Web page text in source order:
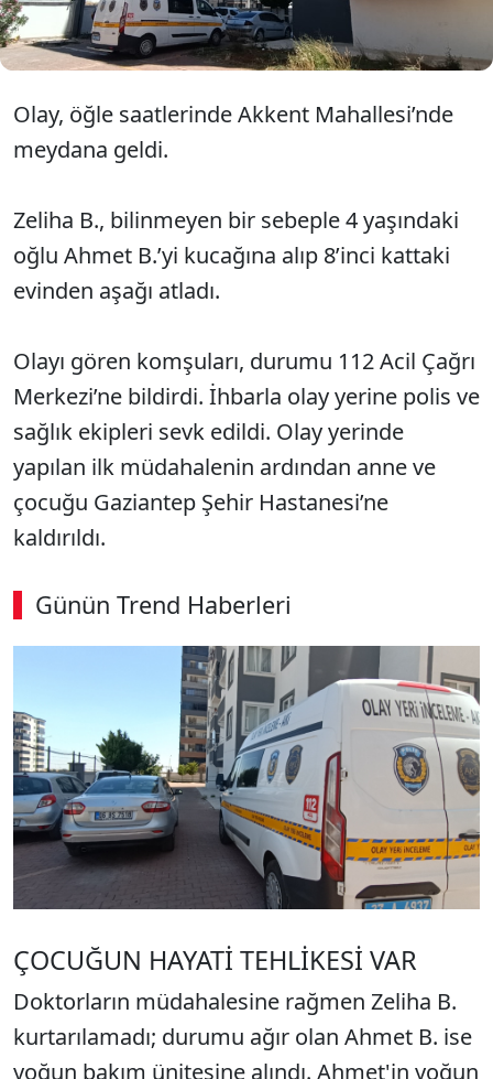
Olay, öğle saatlerinde Akkent Mahallesi’nde
meydana geldi.
Zeliha B., bilinmeyen bir sebeple 4 yaşındaki
oğlu Ahmet B.’yi kucağına alıp 8’inci kattaki
evinden aşağı atladı.
Olayı gören komşuları, durumu 112 Acil Çağrı
Merkezi’ne bildirdi. İhbarla olay yerine polis ve
sağlık ekipleri sevk edildi. Olay yerinde
yapılan ilk müdahalenin ardından anne ve
çocuğu Gaziantep Şehir Hastanesi’ne
kaldırıldı.
Günün Trend Haberleri
ÇOCUĞUN HAYATİ TEHLİKESİ VAR
Doktorların müdahalesine rağmen Zeliha B.
kurtarılamadı; durumu ağır olan Ahmet B. ise
yoğun bakım ünitesine alındı. Ahmet'in yoğun